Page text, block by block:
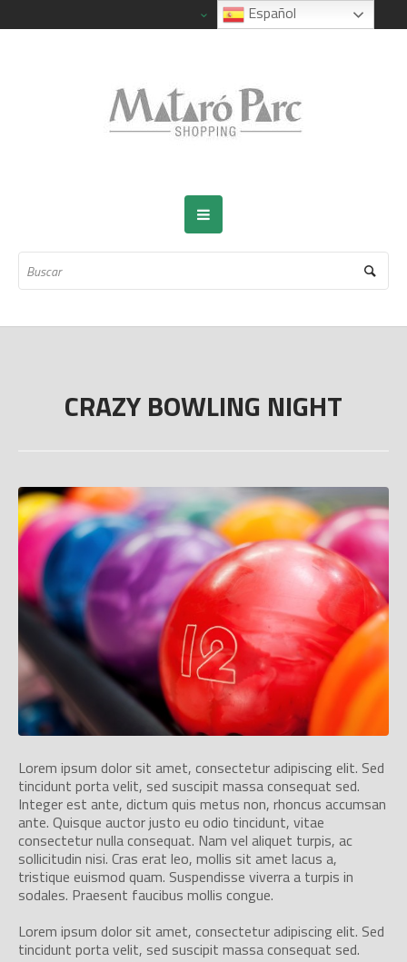
CRAZY BOWLING NIGHT
Lorem ipsum dolor sit amet, consectetur adipiscing elit. Sed
tincidunt porta velit, sed suscipit massa consequat sed.
Integer est ante, dictum quis metus non, rhoncus accumsan
ante. Quisque auctor justo eu odio tincidunt, vitae
consectetur nulla consequat. Nam vel aliquet turpis, ac
sollicitudin nisi. Cras erat leo, mollis sit amet lacus a,
tristique euismod quam. Suspendisse viverra a turpis in
sodales. Praesent faucibus mollis congue.
Lorem ipsum dolor sit amet, consectetur adipiscing elit. Sed
tincidunt porta velit, sed suscipit massa consequat sed.
Español